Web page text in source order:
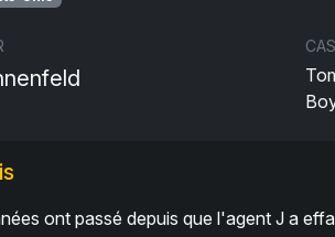
ont passé depuis que l'agent J a